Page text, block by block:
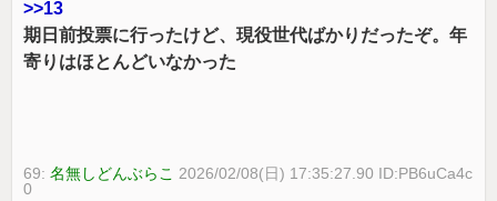
>>13
期日前投票に行ったけど、現役世代ばかりだったぞ。年
寄りはほとんどいなかった
69:名無しどんぶらこ 2026/02/08(日) 17:35:27.90 ID:PB6uCa4c
0